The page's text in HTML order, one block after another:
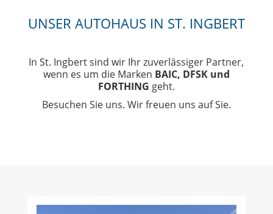
UNSER AUTOHAUS IN ST. INGBERT
In St. Ingbert sind wir Ihr zuverlässiger Partner,
wenn es um die Marken BAIC, DFSK und
FORTHING geht.
Besuchen Sie uns. Wir freuen uns auf Sie.